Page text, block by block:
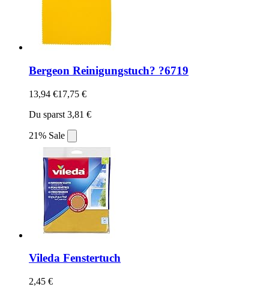
Bergeon Reinigungstuch? ?6719
13,94 €17,75 €
Du sparst 3,81 €
21% Sale
Vileda Fenstertuch
2,45 €